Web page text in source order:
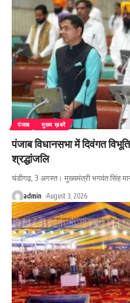
पंजाब मुख्य ख़बरें
पंजाब विधानसभा में दिवंगत
श्रद्धांजलि
चंडीगढ़, 3 अगस्त। मुख्यमंत्री भगवंत सिंह
admin August 3, 2026